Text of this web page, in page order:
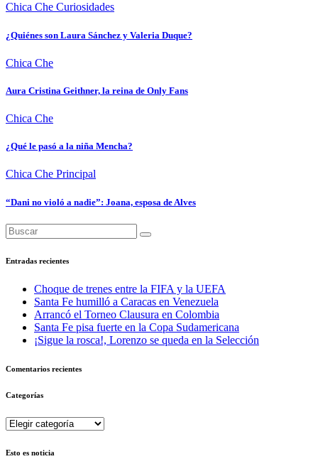
Chica Che Curiosidades
¿Quiénes son Laura Sánchez y Valeria Duque?
Chica Che
Aura Cristina Geithner, la reina de Only Fans
Chica Che
¿Qué le pasó a la niña Mencha?
Chica Che Principal
“Dani no violó a nadie”: Joana, esposa de Alves
Entradas recientes
Choque de trenes entre la FIFA y la UEFA
Santa Fe humilló a Caracas en Venezuela
Arrancó el Torneo Clausura en Colombia
Santa Fe pisa fuerte en la Copa Sudamericana
¡Sigue la rosca!, Lorenzo se queda en la Selección
Comentarios recientes
Categorías
Categorías
Esto es noticia